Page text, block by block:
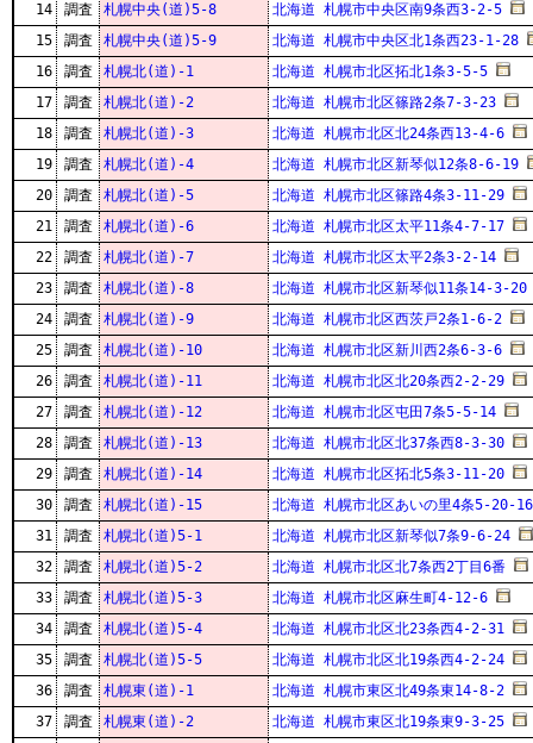
14
調査 札幌中央(道)5-8
北海道 札幌市中央区南9条西3-2-5
15
調査 札幌中央(道)5-9
北海道 札幌市中央区北1条西23-1-28
16
調査 札幌北(道)-1
北海道 札幌市北区拓北1条3-5-5
17
調査 札幌北(道)-2
北海道 札幌市北区篠路2条7-3-23
18
調査 札幌北(道)-3
北海道 札幌市北区北24条西13-4-6
19
調査 札幌北(道)-4
北海道 札幌市北区新琴似12条8-6-19
20
調査 札幌北(道)-5
北海道 札幌市北区篠路4条3-11-29
21
調査 札幌北(道)-6
北海道 札幌市北区太平11条4-7-17
22
調査 札幌北(道)-7
北海道 札幌市北区太平2条3-2-14
23
調査 札幌北(道)-8
北海道 札幌市北区新琴似11条14-3-20
24
調査 札幌北(道)-9
北海道 札幌市北区西茨戸2条1-6-2
25
調査 札幌北(道)-10
北海道 札幌市北区新川西2条6-3-6
26
調査 札幌北(道)-11
北海道 札幌市北区北20条西2-2-29
27
調査 札幌北(道)-12
北海道 札幌市北区屯田7条5-5-14
28
調査 札幌北(道)-13
北海道 札幌市北区北37条西8-3-30
29
調査 札幌北(道)-14
北海道 札幌市北区拓北5条3-11-20
30
調査 札幌北(道)-15
北海道 札幌市北区あいの里4条5-20-16
31
調査 札幌北(道)5-1
北海道 札幌市北区新琴似7条9-6-24
32
調査 札幌北(道)5-2
北海道 札幌市北区北7条西2丁目6番
33
調査 札幌北(道)5-3
北海道 札幌市北区麻生町4-12-6
34
調査 札幌北(道)5-4
北海道 札幌市北区北23条西4-2-31
35
調査 札幌北(道)5-5
北海道 札幌市北区北19条西4-2-24
36
調査 札幌東(道)-1
北海道 札幌市東区北49条東14-8-2
37
調査 札幌東(道)-2
北海道 札幌市東区北19条東9-3-25